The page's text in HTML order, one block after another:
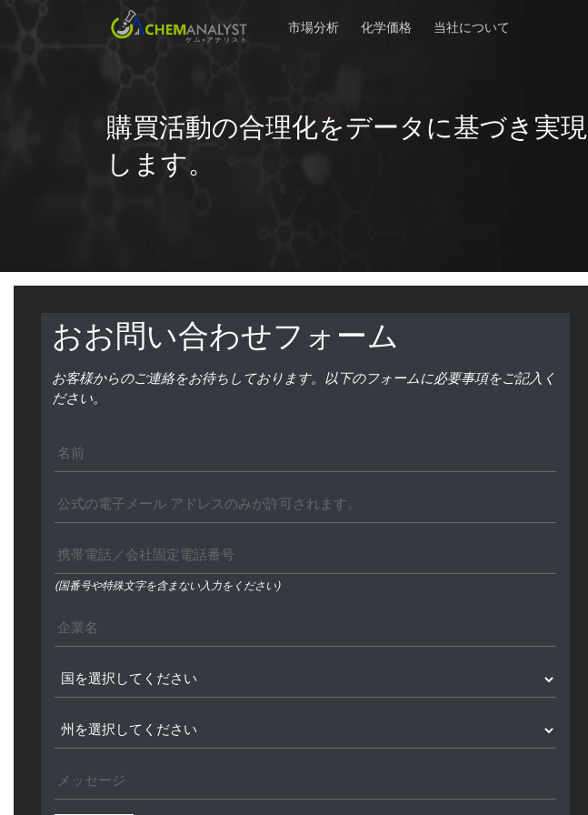
市場分析 化学価格 当社について
購買活動の合理化をデータに基づき実現
します。
おお問い合わせフォーム
お客様からのご連絡をお待ちしております。以下のフォームに必要事項をご記入く
ださい。
(国番号や特殊文字を含まない入力をください)